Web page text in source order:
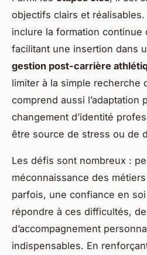
objectifs clairs et
inclure la formation continue
facilitant une insertion dans
gestion post-carrière
limiter à la simple recherche
comprend aussi l’adaptation
changement d’identité
être source de stress ou de
Les défis sont nombreux :
méconnaissance des
parfois, une confiance en
répondre à ces difficultés,
d’accompagnement
indispensables. En